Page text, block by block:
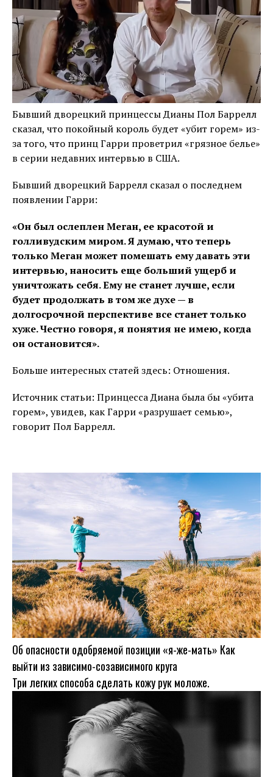
Бывший дворецкий принцессы Дианы Пол Баррелл
сказал, что покойный король будет «убит горем» из-
за того, что принц Гарри проветрил «грязное белье»
в серии недавних интервью в США.
Бывший дворецкий Баррелл сказал о последнем
появлении Гарри:
«Он был ослеплен Меган, ее красотой и
голливудским миром. Я думаю, что теперь
только Меган может помешать ему давать эти
интервью, наносить еще больший ущерб и
уничтожать себя. Ему не станет лучше, если
будет продолжать в том же духе — в
долгосрочной перспективе все станет только
хуже. Честно говоря, я понятия не имею, когда
он остановится».
Больше интересных статей здесь: Отношения.
Источник статьи: Принцесса Диана была бы «убита
горем», увидев, как Гарри «разрушает семью»,
говорит Пол Баррелл.
Об опасности одобряемой позиции «я-же-мать» Как
выйти из зависимо-созависимого круга
Три легких способа сделать кожу рук моложе.